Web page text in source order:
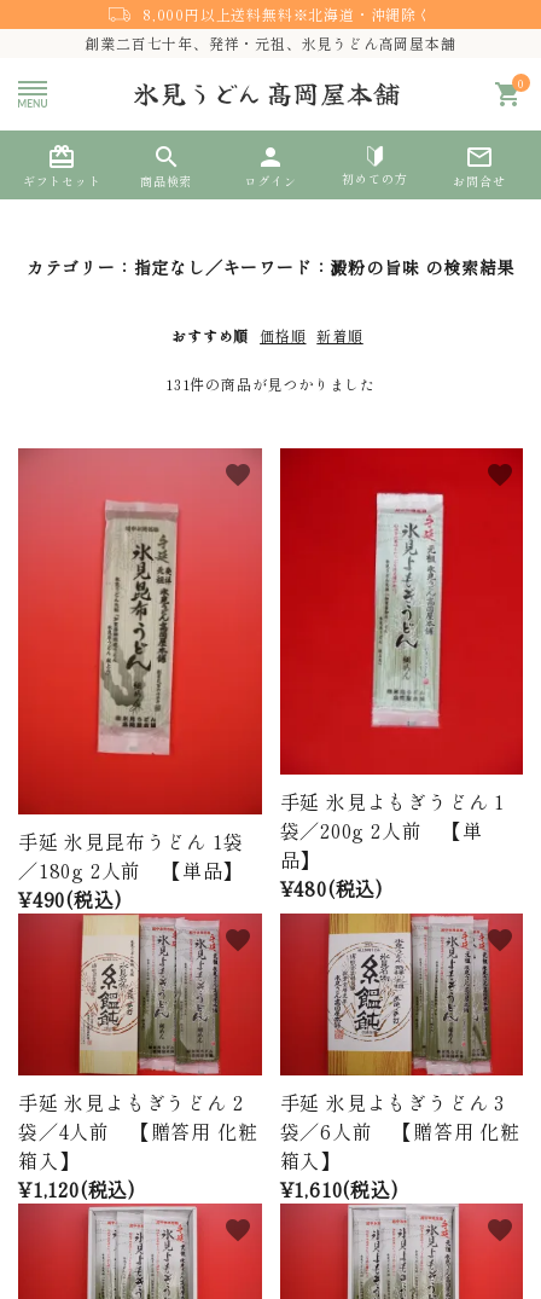
8,000円以上送料無料※北海道・沖縄除く
創業二百七十年、発祥・元祖、氷見うどん高岡屋本舗
0
shopping_cart
card_giftcard
ギフトセット
search
商品検索
person
ログイン 初めての方
mail_outline
お問合せ
search
ようこそ ゲスト 様
ログイン
商品から探す
価格から探す
ご利用ガイド
プライバシーポリシー
お問い合わせ
ページ一覧
カテゴリー：指定なし／キーワード：澱粉の旨味 の検索結果
おすすめ順 価格順 新着順
131件の商品が見つかりました
手延 氷見昆布うどん 1袋
／180g 2人前 【単品】
¥490(税込)
favorite
手延 氷見よもぎうどん 1
袋／200g 2人前 【単
品】
¥480(税込)
favorite
手延 氷見よもぎうどん 2
袋／4人前 【贈答用 化粧
箱入】
¥1,120(税込)
favorite
手延 氷見よもぎうどん 3
袋／6人前 【贈答用 化粧
箱入】
¥1,610(税込)
favorite
favorite favorite